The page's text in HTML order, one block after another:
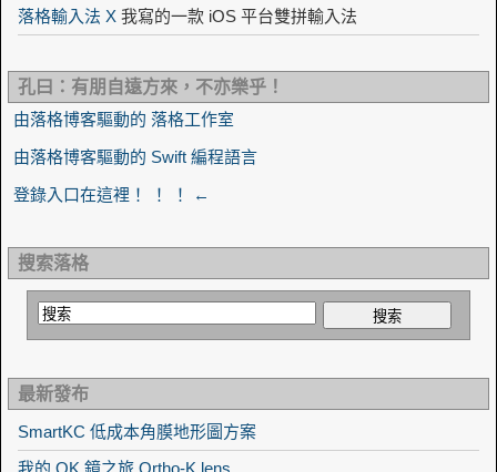
落格輸入法 X 我寫的一款 iOS 平台雙拼輸入法
孔曰：有朋自遠方來，不亦樂乎！
由落格博客驅動的 落格工作室
由落格博客驅動的 Swift 編程語言
登錄入口在這裡！ ！ ！ ←
搜索落格
最新發布
SmartKC 低成本角膜地形圖方案